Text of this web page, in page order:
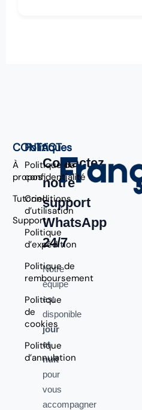
CONTACT
À
propos
Tutoriel
Support
Politiques
Politique de
confidentialité
Conditions
d’utilisation
Politique
d’expédition
Politique de
remboursement
Politique
de
cookies
Politique
d’annulation
Contactez
notre
support
WhatsApp
24/7
Notre
équipe
est
disponible
jour
et
nuit
pour
vous
accompagner